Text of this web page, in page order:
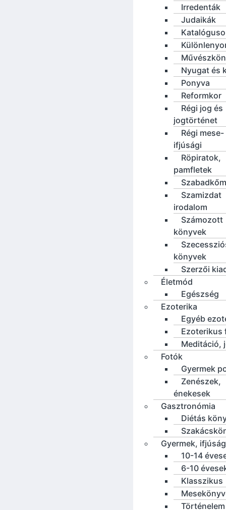
Irredenták
Judaikák
Nyugat és
Ponyva
Reformkor
Régi jog és
jogtörténet
Régi mese-
ifjúsági
Röpiratok,
pamfletek
Szamizdat
irodalom
Számozott
könyvek
könyvek
Szerzői
Életmód
Egészség
Ezoterika
Egyéb
Ezoterikus
Meditáció,
Fotók
Gyermek
Zenészek,
énekesek
Gasztronómia
Diétás
Gyermek,
10-14
6-10
Klasszikus
Történelem